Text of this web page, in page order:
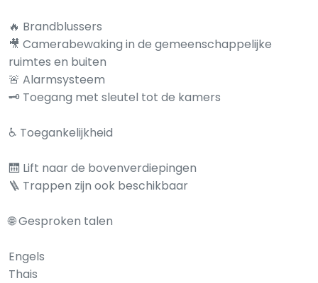
🔥 Brandblussers
🎥 Camerabewaking in de gemeenschappelijke
ruimtes en buiten
🚨 Alarmsysteem
🗝️ Toegang met sleutel tot de kamers
♿ Toegankelijkheid
🛗 Lift naar de bovenverdiepingen
🪜 Trappen zijn ook beschikbaar
🌐 Gesproken talen
Engels
Thais